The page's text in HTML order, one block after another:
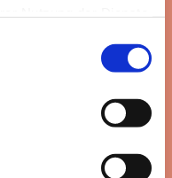
eine Sozialberatung
Fragen zu
Stellen zu